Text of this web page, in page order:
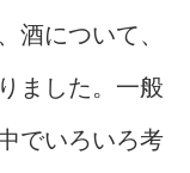
酒について、
ました。一般
でいろいろ考